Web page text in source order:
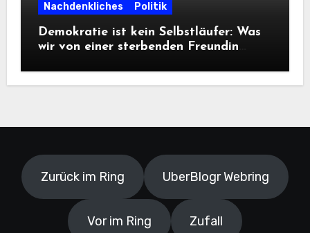
Nachdenkliches Politik
Demokratie ist kein Selbstläufer: Was
wir von einer sterbenden Freundin
Zurück im Ring UberBlogr Webring
Vor im Ring Zufall